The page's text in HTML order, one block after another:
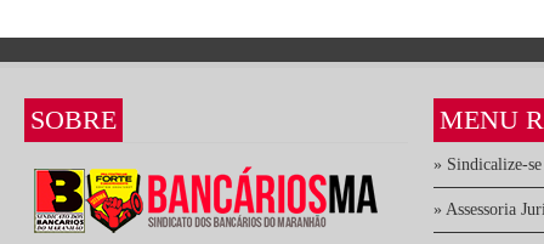
SOBRE MENU
» Sindicalize-se
» Assessoria